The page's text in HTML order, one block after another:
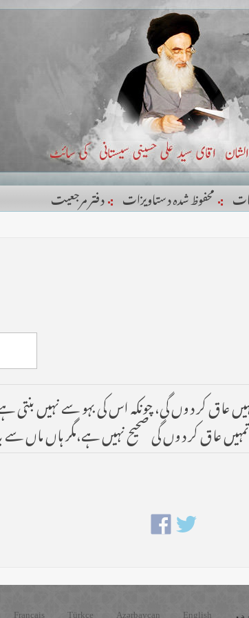
محفوظ شدہ دستاویزات دفتر مرجعيت
عاق کر دوں گی، چونکہ اس کی بہو سے نہیں
عاق کر دوں گی صحیح نہیں ہے،مگر ہاں ماں سے
English
Azərbaycan
Türkçe
Français